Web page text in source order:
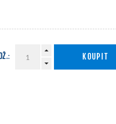
KOUPIT